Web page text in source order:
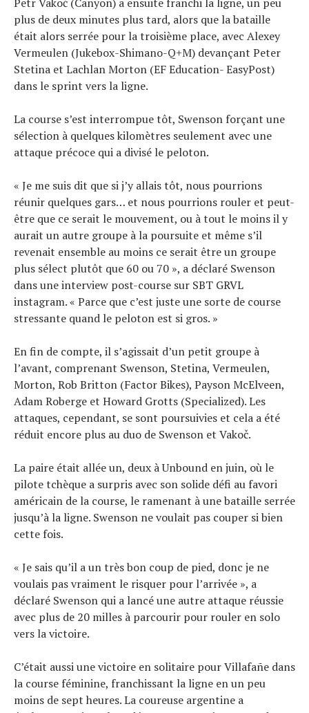
plus de deux minutes plus tard, alors que la bataille
était alors serrée pour la troisième place, avec Alexey
Vermeulen (Jukebox-Shimano-Q+M) devançant Peter
Stetina et Lachlan Morton (EF Education- EasyPost)
dans le sprint vers la ligne.
La course s’est interrompue tôt, Swenson forçant une
sélection à quelques kilomètres seulement avec une
attaque précoce qui a divisé le peloton.
« Je me suis dit que si j’y allais tôt, nous pourrions
réunir quelques gars… et nous pourrions rouler et peut-
être que ce serait le mouvement, ou à tout le moins il y
aurait un autre groupe à la poursuite et même s’il
revenait ensemble au moins ce serait être un groupe
plus sélect plutôt que 60 ou 70 », a déclaré Swenson
dans une interview post-course sur SBT GRVL
instagram. « Parce que c’est juste une sorte de course
stressante quand le peloton est si gros. »
En fin de compte, il s’agissait d’un petit groupe à
l’avant, comprenant Swenson, Stetina, Vermeulen,
Morton, Rob Britton (Factor Bikes), Payson McElveen,
Adam Roberge et Howard Grotts (Specialized). Les
attaques, cependant, se sont poursuivies et cela a été
réduit encore plus au duo de Swenson et Vakoč.
La paire était allée un, deux à Unbound en juin, où le
pilote tchèque a surpris avec son solide défi au favori
américain de la course, le ramenant à une bataille serrée
jusqu’à la ligne. Swenson ne voulait pas couper si bien
cette fois.
« Je sais qu’il a un très bon coup de pied, donc je ne
voulais pas vraiment le risquer pour l’arrivée », a
déclaré Swenson qui a lancé une autre attaque réussie
avec plus de 20 milles à parcourir pour rouler en solo
vers la victoire.
C’était aussi une victoire en solitaire pour Villafañe dans
la course féminine, franchissant la ligne en un peu
moins de sept heures. La coureuse argentine a